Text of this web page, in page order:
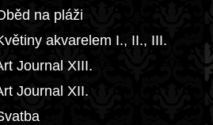
na pláži
akvarelem I., II., III.
Journal XIII.
Journal XII.